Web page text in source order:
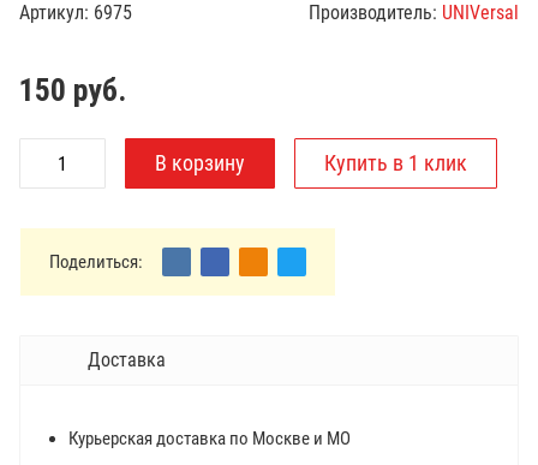
у
Артикул: 6975 Производитель: UNIVersal
150 руб.
Поделиться:
Доставка
Курьерская доставка по Москве и МО